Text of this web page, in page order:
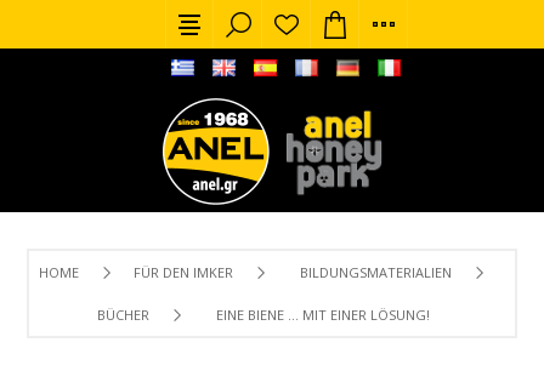
HOME FÜR DEN IMKER BILDUNGSMATERIALIEN
BÜCHER EINE BIENE ... MIT EINER LÖSUNG! KINDERBUCH